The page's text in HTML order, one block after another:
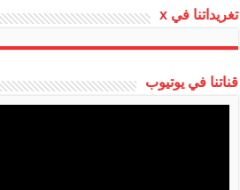
تغريداتنا في x
قناتنا في يوتيوب